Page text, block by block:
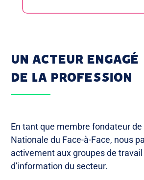
UN ACTEUR ENGAGÉ
DE LA PROFESSION
En tant que membre fondateur
Nationale du Face-à-Face, nous
activement aux groupes de
d’information du secteur.